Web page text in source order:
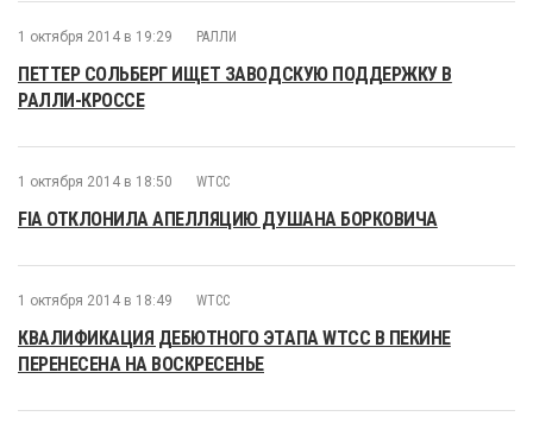
1 октября 2014 в 19:29 РАЛЛИ
ПЕТТЕР СОЛЬБЕРГ ИЩЕТ ЗАВОДСКУЮ ПОДДЕРЖКУ В
РАЛЛИ-КРОССЕ
1 октября 2014 в 18:50 WTCC
FIA ОТКЛОНИЛА АПЕЛЛЯЦИЮ ДУШАНА БОРКОВИЧА
1 октября 2014 в 18:49 WTCC
КВАЛИФИКАЦИЯ ДЕБЮТНОГО ЭТАПА WTCC В ПЕКИНЕ
ПЕРЕНЕСЕНА НА ВОСКРЕСЕНЬЕ